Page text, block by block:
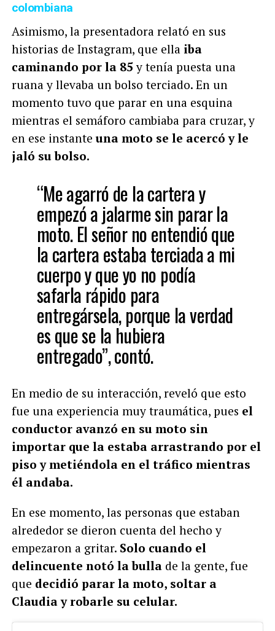
colombiana
Asimismo, la presentadora relató en sus
historias de Instagram, que ellaiba
caminando por la 85 y tenía puesta una
ruana y llevaba un bolso terciado. En un
momento tuvo que parar en una esquina
mientras el semáforo cambiaba para cruzar, y
en ese instante una moto se le acercó y le
jaló su bolso.
“Me agarró de la cartera y
empezó a jalarme sin parar la
moto. El señor no entendió que
la cartera estaba terciada a mi
cuerpo y que yo no podía
safarla rápido para
entregársela, porque la verdad
es que se la hubiera
entregado”, contó.
En medio de su interacción, reveló que esto
fue una experiencia muy traumática, pues el
conductor avanzó en su moto sin
importar que la estaba arrastrando por el
piso y metiéndola en el tráfico mientras
él andaba.
En ese momento, las personas que estaban
alrededor se dieron cuenta del hecho y
empezaron a gritar. Solo cuando el
delincuente notó la bullade la gente, fue
que decidió parar la moto, soltar a
Claudia y robarle su celular.